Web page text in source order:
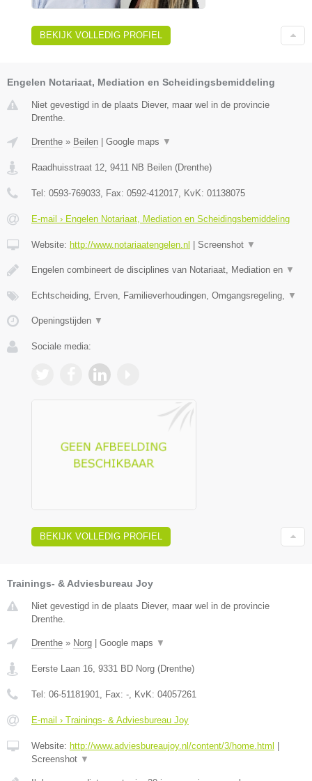
BEKIJK VOLLEDIG PROFIEL
Engelen Notariaat, Mediation en Scheidingsbemiddeling
Niet gevestigd in de plaats Diever, maar wel in de provincie
Drenthe.
Drenthe » Beilen Google maps ▼
Raadhuisstraat 12, 9411 NB Beilen (Drenthe)
Tel: 0593-769033, Fax: 0592-412017, KvK: 01138075
E-mail › Engelen Notariaat, Mediation en Scheidingsbemiddeling
Website: http://www.notariaatengelen.nl Screenshot ▼
Engelen combineert de disciplines van Notariaat, Mediation en ▼
Echtscheiding, Erven, Familieverhoudingen, Omgangsregeling, ▼
Openingstijden ▼
Sociale media:
BEKIJK VOLLEDIG PROFIEL
Trainings- & Adviesbureau Joy
Niet gevestigd in de plaats Diever, maar wel in de provincie
Drenthe.
Drenthe » Norg Google maps ▼
Eerste Laan 16 9331 BD Norg (Drenthe)
Tel: 06-51181901 , Fax: - , KvK: 04057261
E-mail › Trainings- & Adviesbureau Joy
Website: http://www.adviesbureaujoy.nl/content/3/home.html
Screenshot ▼